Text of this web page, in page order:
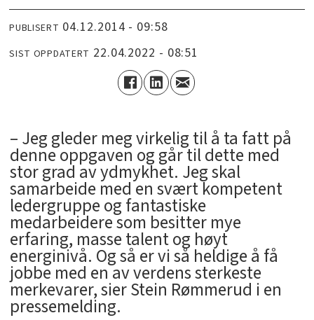
PUBLISERT 04.12.2014 - 09:58
SIST OPPDATERT 22.04.2022 - 08:51
– Jeg gleder meg virkelig til å ta fatt på
denne oppgaven og går til dette med
stor grad av ydmykhet. Jeg skal
samarbeide med en svært kompetent
ledergruppe og fantastiske
medarbeidere som besitter mye
erfaring, masse talent og høyt
energinivå. Og så er vi så heldige å få
jobbe med en av verdens sterkeste
merkevarer, sier Stein Rømmerud i en
pressemelding.